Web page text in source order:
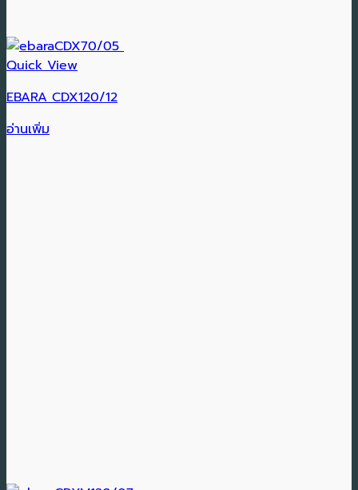
Quick View
EBARA CDX120/12
อ่านเพิ่ม